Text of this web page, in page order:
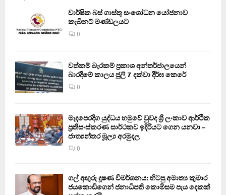
වාර්ෂික බස් ගාස්තු සංශෝධන යෝජනාව
කැබිනට් මණ්ඩලයට
0
වත්කම් බැරකම් ප්‍රකාශ අන්තර්ජාලයෙන්
බාරදීමේ කාලය ජූලි 7 දක්වා දීර්ඝ කෙරේ
0
මැදපෙරදිග යුද්ධය හමුවේ වුවද ශ්‍රී ලංකාව ආර්ථික
ප්‍රතිසංස්කරණ සාර්ථකව ඉදිරියට ගෙන යනවා –
ජාත්‍යන්තර මූල්‍ය අරමුදල
0
ගල් අඟුරු දූෂණ විමර්ශනය: හිටපු අමාත්‍ය කුමාර
ජයකොඩිගෙන් ජනාධිපති කොමිසම පැය දෙකක්